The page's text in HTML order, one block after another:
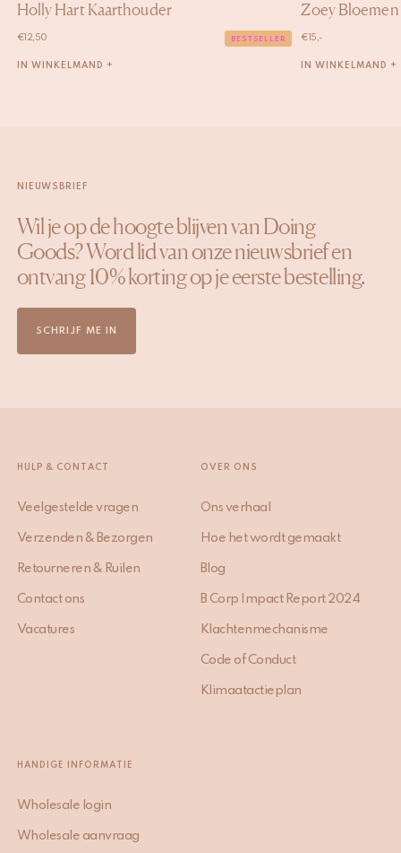
Holly Hart Kaarthouder
€ 12,50 BESTSELLER
IN WINKELMAND +
Zoey
€ 15,-
IN WINKELMAND +
NIEUWSBRIEF
Wil je op de hoogte blijven van Doing
Goods? Word lid van onze nieuwsbrief en
ontvang 10% korting op je eerste bestelling.
SCHRIJF ME IN
HULP & CONTACT
Veelgestelde vragen
Verzenden & Bezorgen
Retourneren & Ruilen
Contact ons
Vacatures
OVER ONS
Ons verhaal
Hoe het wordt gemaakt
Blog
B Corp Impact Report 2024
Klachtenmechanisme
Code of Conduct
Klimaatactieplan
HANDIGE INFORMATIE
Wholesale login
Wholesale aanvraag